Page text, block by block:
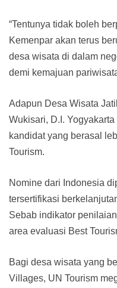
“Tentunya tidak boleh
Kemenpar akan terus
desa wisata di dalam
demi kemajuan
Adapun Desa Wisata
Wukisari, D.I.
kandidat yang berasal
Tourism.
Nomine dari Indonesia
tersertifikasi
Sebab indikator
area evaluasi Best
Bagi desa wisata yang
Villages, UN Tourism